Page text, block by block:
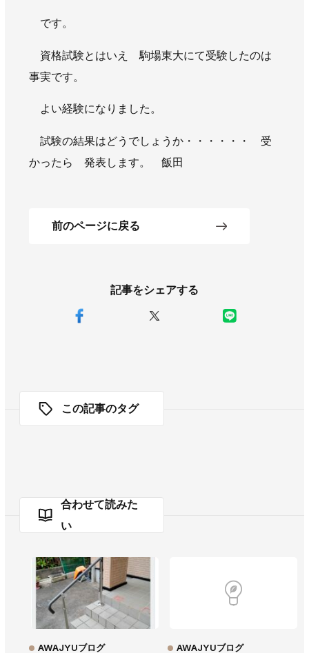
記事をシェアする
です。
資格試験とはいえ 駒場東大にて受験したのは
事実です。
よい経験になりました。
試験の結果はどうでしょうか・・・・・・ 受
かったら 発表します。 飯田
前のページに戻る
この記事のタグ
合わせて読みた
い
AWAJYUブログ AWAJYUブログ